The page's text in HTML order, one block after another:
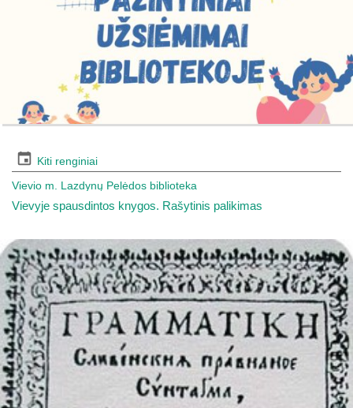
Kiti renginiai
Vievio m. Lazdynų Pelėdos biblioteka
Vievyje spausdintos knygos. Rašytinis palikimas